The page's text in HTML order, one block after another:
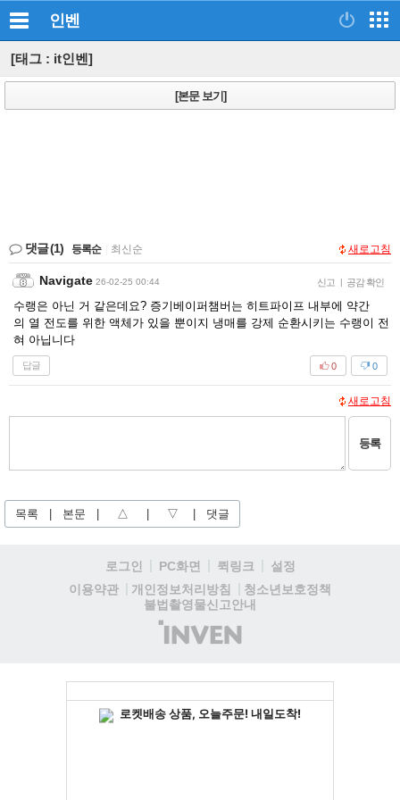
인벤
[태그 : it인벤]
[본문 보기]
댓글(1) 등록순 최신순 새로고침
Navigate 26-02-25 00:44 신고 | 공감 확인
수랭은 아닌 거 같은데요? 증기베이퍼챔버는 히트파이프 내부에 약간
의 열 전도를 위한 액체가 있을 뿐이지 냉매를 강제 순환시키는 수랭이 전
혀 아닙니다
답글 0
0
새로고침
등록
목록 본문 △ ▽ 댓글
로그인 PC화면 퀵링크
설정
이용약관
개인정보처리방침
청소년보호정책
불법촬영물신고안내
(주)
인